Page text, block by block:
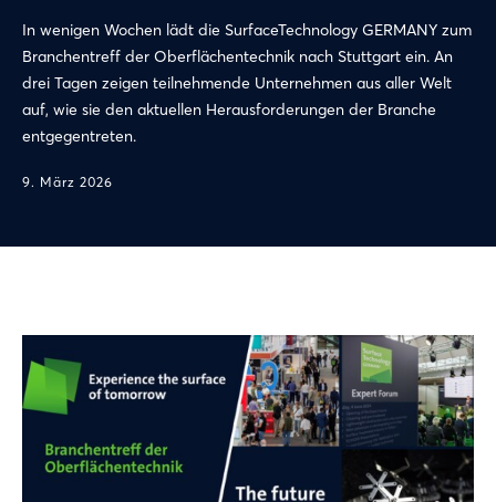
In wenigen Wochen lädt die SurfaceTechnology GERMANY zum
Branchentreff der Oberflächentechnik nach Stuttgart ein. An
drei Tagen zeigen teilnehmende Unternehmen aus aller Welt
auf, wie sie den aktuellen Herausforderungen der Branche
entgegentreten.
9. März 2026